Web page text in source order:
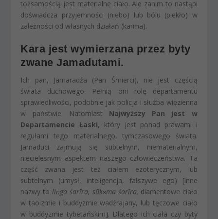
tożsamością jest materialne ciało. Ale zanim to nastąpi
doświadcza przyjemności (niebo) lub bólu (piekło) w
zależności od własnych działań (karma).
Kara jest wymierzana przez byty
zwane Jamadutami.
Ich pan, Jamaradźa (Pan Śmierci), nie jest częścią
świata duchowego. Pełnią oni rolę departamentu
sprawiedliwości, podobnie jak policja i służba więzienna
w państwie. Natomiast Najwyższy Pan jest w
Departamencie Łaski, który jest ponad prawami i
regułami tego materialnego, tymczasowego świata.
Jamaduci zajmują się subtelnym, niematerialnym,
niecielesnym aspektem naszego człowieczeństwa. Ta
część zwana jest też ciałem ezoterycznym, lub
subtelnym (umysł, inteligencja, fałszywe ego) [inne
nazwy toliṅga śarīra, sūkṣma śarīra, diamentowe ciało
w taoizmie i buddyzmie wadźrajany, lub tęczowe ciało
w buddyzmie tybetańskim]. Dlatego ich ciała czy byty